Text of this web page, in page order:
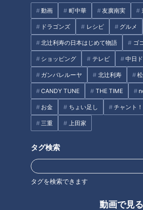
動画 町中華 友廣南実
ドラゴンズ レシピ グルメ
北辻利寿の日本はじめて物語 ゴ
ショッピング テレビ 中日
ガンバレルーヤ 北辻利寿
CANDY TUNE THE TIME
お金 ちょい足し チャント！
三重 上田家
タグ検索
タグを検索できます
動画で見る
「カバンに入れておける」手の
ひらサイズのレインコートが大
人気！「ダイソー」で買える夏
の便利グッズを紹介
龍王寺っ
「手作り寒天のフルーツポン
チ」の作り方【キユーピー３分
クッキング】
「ひじき
【キユー